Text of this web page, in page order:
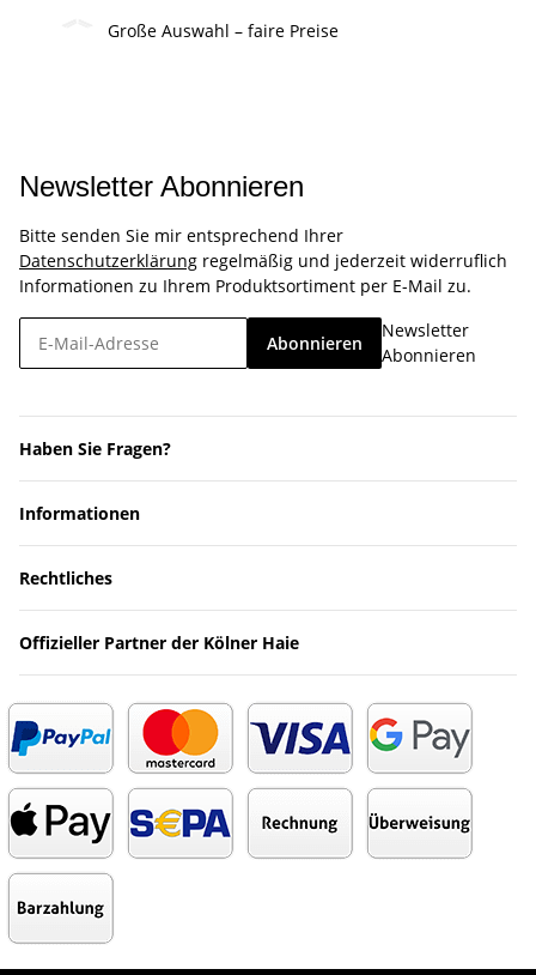
Große Auswahl – faire Preise
Newsletter Abonnieren
Bitte senden Sie mir entsprechend Ihrer
Datenschutzerklärung regelmäßig und jederzeit widerruflich
Informationen zu Ihrem Produktsortiment per E-Mail zu.
Abonnieren
Newsletter
Abonnieren
Haben Sie Fragen?
Informationen
Rechtliches
Offizieller Partner der Kölner Haie